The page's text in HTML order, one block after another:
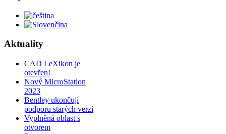
Aktuality
CAD LeXikon je
otevřen!
Nový MicroStation
2023
Bentley ukončují
podporu starých verzí
Vyplněná oblast s
otvorem